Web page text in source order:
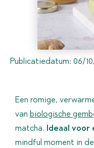
Publicatiedatum: 06/
Een romige,
van biologische
matcha.
Ideaal
mindful moment in